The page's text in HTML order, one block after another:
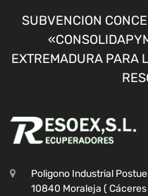
SUBVENCION
EXTREMADURA PARA
Poligono Industrial
10840 Moraleja ( Cáceres